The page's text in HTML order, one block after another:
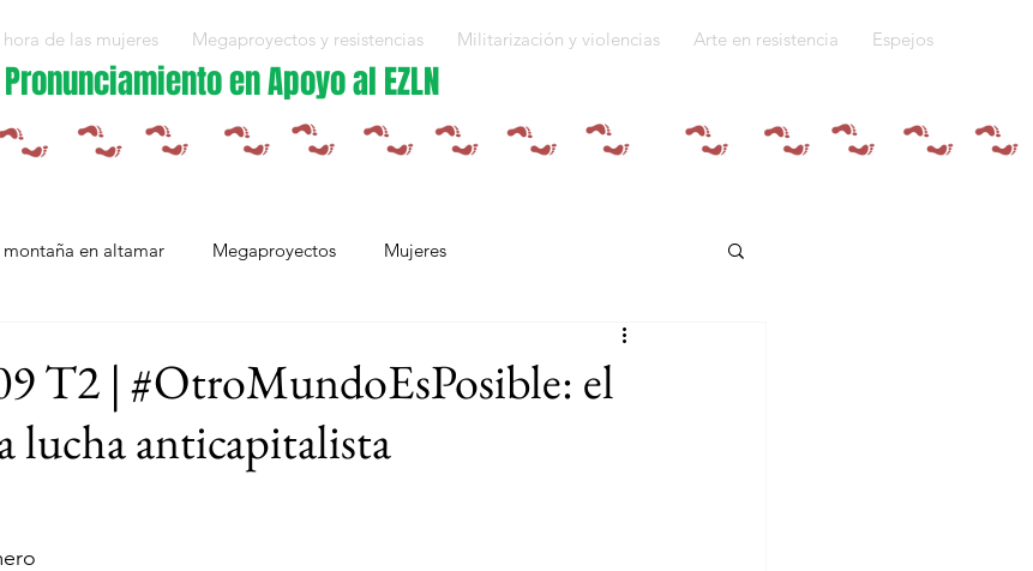
hora de las mujeres Megaproyectos y resistencias Militarización y violencias Arte en resistencia Espejos
Pronunciamiento en Apoyo al EZLN
montaña en altamar Megaproyectos Mujeres
Quiénes somos
Morelos Capítulo Europa Mujeres resistiendo a la guerra
T2 | #OtroMundoEsPosible: el
lucha anticapitalista